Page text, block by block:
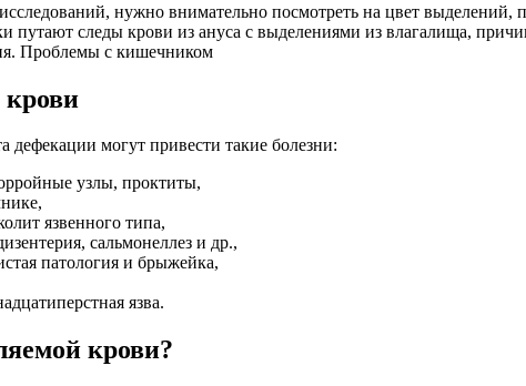
нужно внимательно посмотреть на цвет
путают следы крови из ануса с выделениями из влагалища,
Проблемы с кишечником
могут привести такие болезни:
узлы, проктиты,
язвенного типа,
сальмонеллез и др.,
патология и брыжейка,
язва.
крови?